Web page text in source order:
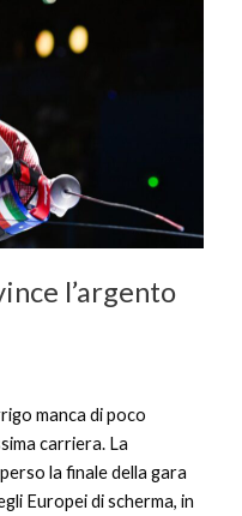
l’argento
manca di poco
carriera. La
la finale della gara
Europei di scherma, in